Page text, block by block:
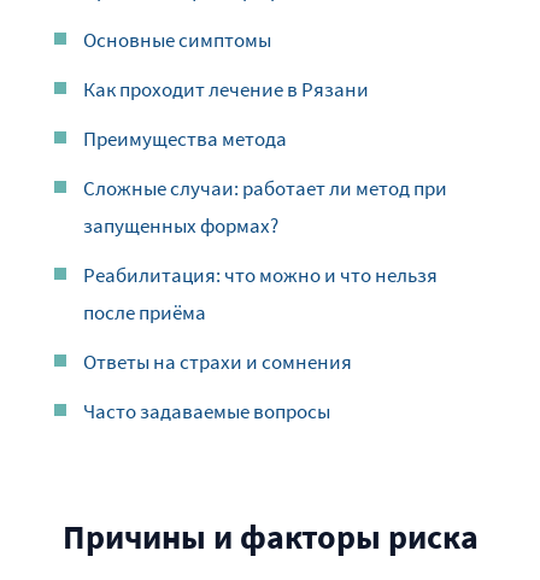
Основные симптомы
Как проходит лечение в Рязани
Преимущества метода
Сложные случаи: работает ли метод при
запущенных формах?
Реабилитация: что можно и что нельзя
после приёма
Ответы на страхи и сомнения
Часто задаваемые вопросы
Причины и факторы риска